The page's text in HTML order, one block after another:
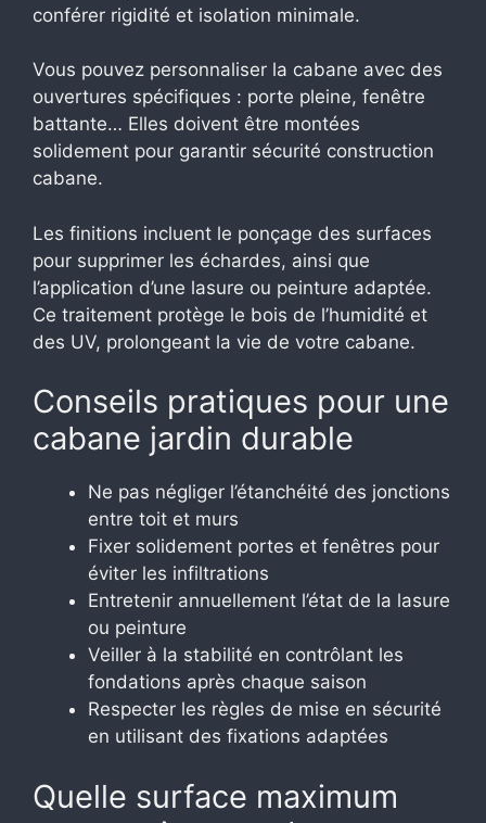
conférer rigidité et isolation minimale.
Vous pouvez personnaliser la cabane avec des
ouvertures spécifiques : porte pleine, fenêtre
battante… Elles doivent être montées
solidement pour garantir sécurité construction
cabane.
Les finitions incluent le ponçage des surfaces
pour supprimer les échardes, ainsi que
l’application d’une lasure ou peinture adaptée.
Ce traitement protège le bois de l’humidité et
des UV, prolongeant la vie de votre cabane.
Conseils pratiques pour une
cabane jardin durable
Ne pas négliger l’étanchéité des jonctions
entre toit et murs
Fixer solidement portes et fenêtres pour
éviter les infiltrations
Entretenir annuellement l’état de la lasure
ou peinture
Veiller à la stabilité en contrôlant les
fondations après chaque saison
Respecter les règles de mise en sécurité
en utilisant des fixations adaptées
Quelle surface maximum